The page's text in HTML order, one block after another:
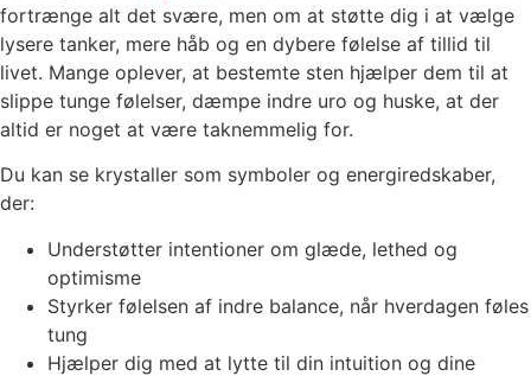
fortrænge alt det svære, men om at støtte dig i at vælge
lysere tanker, mere håb og en dybere følelse af tillid til
livet. Mange oplever, at bestemte sten hjælper dem til at
slippe tunge følelser, dæmpe indre uro og huske, at der
altid er noget at være taknemmelig for.
Du kan se krystaller som symboler og energiredskaber,
der:
Understøtter intentioner om glæde, lethed og
optimisme
Styrker følelsen af indre balance, når hverdagen føles
tung
Hjælper dig med at lytte til din intuition og dine